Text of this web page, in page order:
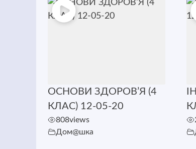
ОСНОВИ ЗДОРОВ’Я (4
КЛАС) 12-05-20
808views
Дом@шка